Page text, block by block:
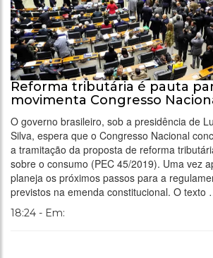
Reforma tributária é pauta
movimenta Congresso
O governo brasileiro, sob a presidência de
Silva, espera que o Congresso Nacional
a tramitação da proposta de reforma
sobre o consumo (PEC 45/2019). Uma vez
planeja os próximos passos para a
previstos na emenda constitucional. O texto
18:24 - Em: